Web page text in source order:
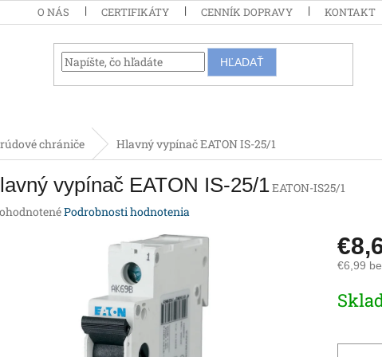
O NÁS CERTIFIKÁTY CENNÍK DOPRAVY KONTAKT
HĽADAŤ
chrániče Hlavný vypínač EATON IS-25/1
vypínač EATON IS-25/1EATON-IS25/1
Podrobnosti hodnotenia
€6,99
cena: